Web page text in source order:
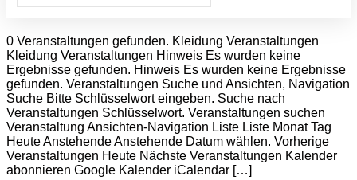
0 Veranstaltungen gefunden. Kleidung Veranstaltungen
Kleidung Veranstaltungen Hinweis Es wurden keine
Ergebnisse gefunden. Hinweis Es wurden keine Ergebnisse
gefunden. Veranstaltungen Suche und Ansichten, Navigation
Suche Bitte Schlüsselwort eingeben. Suche nach
Veranstaltungen Schlüsselwort. Veranstaltungen suchen
Veranstaltung Ansichten-Navigation Liste Liste Monat Tag
Heute Anstehende Anstehende Datum wählen. Vorherige
Veranstaltungen Heute Nächste Veranstaltungen Kalender
abonnieren Google Kalender iCalendar […]